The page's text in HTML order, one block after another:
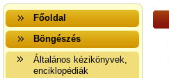
Főoldal
Böngészés
Általános kézikönyvek,
enciklopédiák